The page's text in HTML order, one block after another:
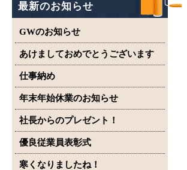
最新のお知らせ
GWのお知らせ
あけましておめでとうございます
仕事納め
年末年始休業のお知らせ
社長からのプレゼント！
優良従業員表彰式
寒くなりましたね！